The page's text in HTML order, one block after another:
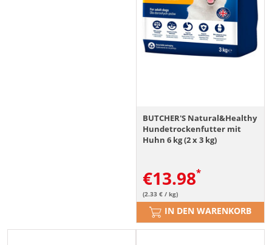
BUTCHER'S Natural&Healthy
Hundetrockenfutter mit
Huhn 6 kg (2 x 3 kg)
€13.98
(2.33 € / kg)
IN DEN WARENKORB